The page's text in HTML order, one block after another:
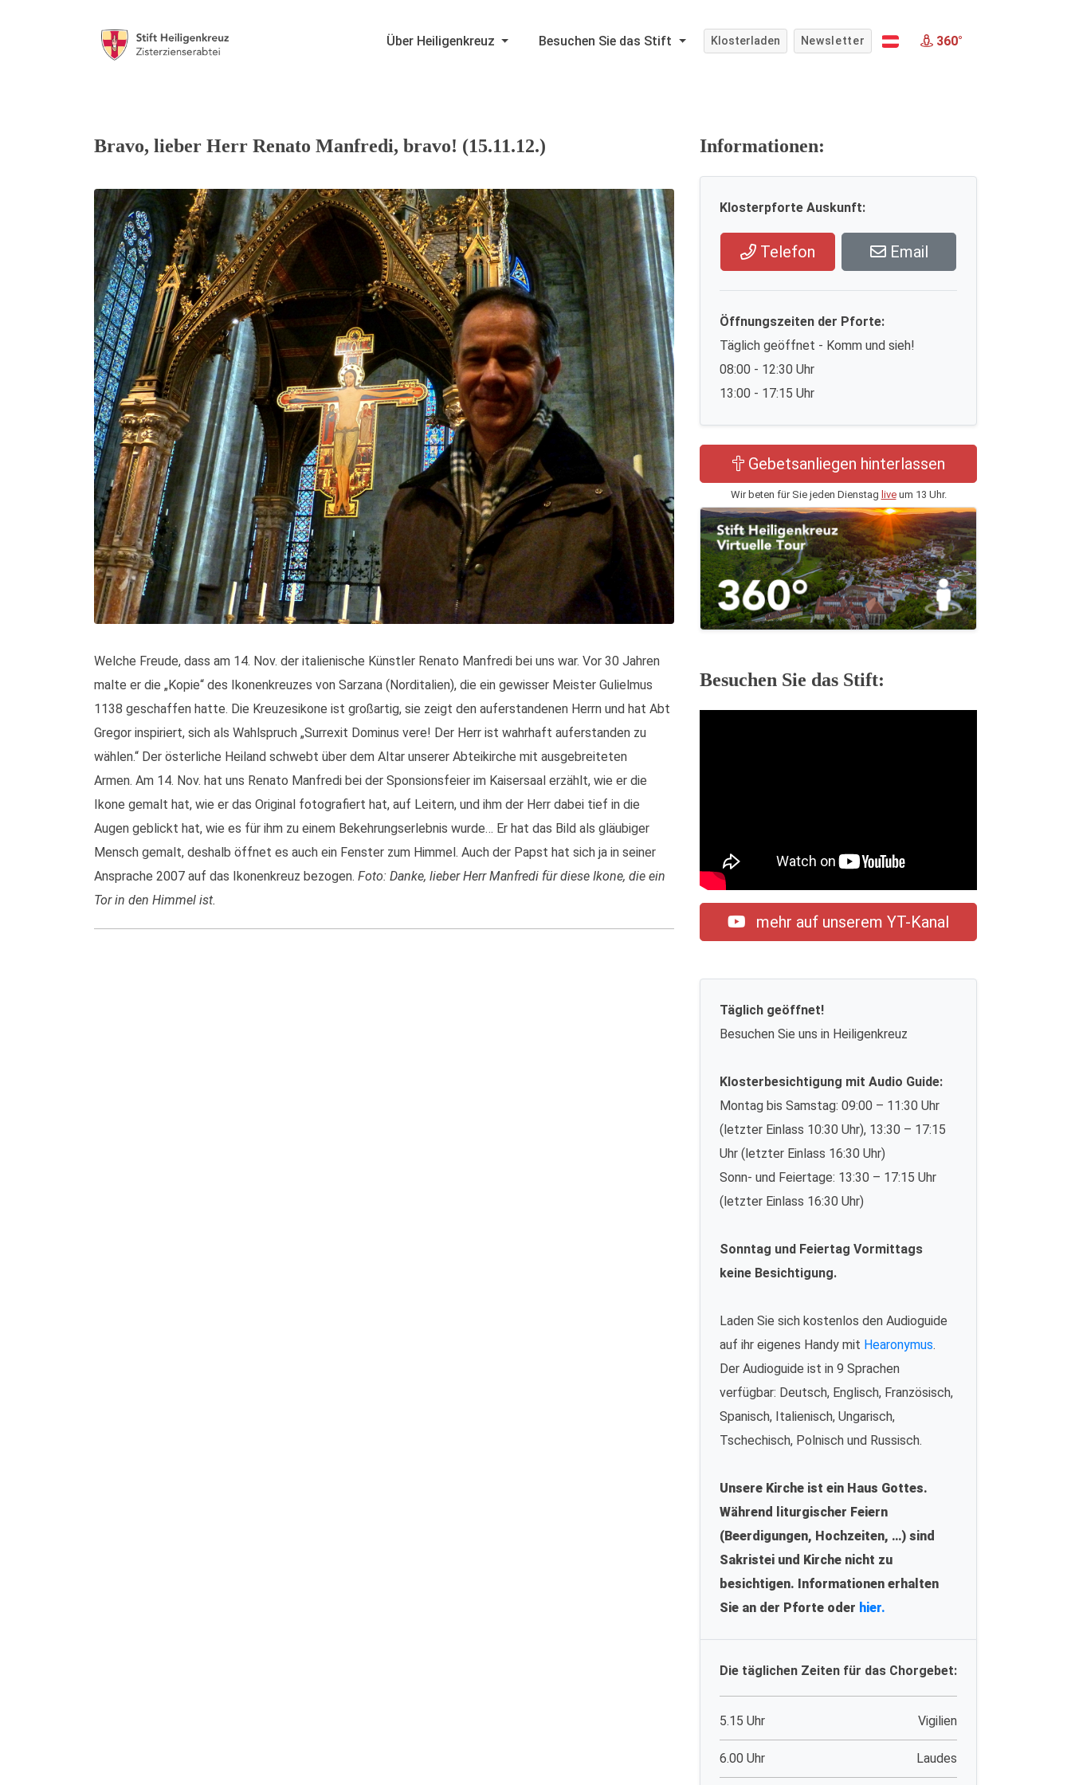
Über Heiligenkreuz Besuchen Sie das Stift Klosterladen Newsletter 360°
Bravo, lieber Herr Renato Manfredi, bravo! (15.11.12.)
Welche Freude, dass am 14. Nov. der italienische Künstler Renato Manfredi bei uns war. Vor 30 Jahren
malte er die „Kopie“ des Ikonenkreuzes von Sarzana (Norditalien), die ein gewisser Meister Gulielmus
1138 geschaffen hatte. Die Kreuzesikone ist großartig, sie zeigt den auferstandenen Herrn und hat Abt
Gregor inspiriert, sich als Wahlspruch „Surrexit Dominus vere! Der Herr ist wahrhaft auferstanden zu
wählen.“ Der österliche Heiland schwebt über dem Altar unserer Abteikirche mit ausgebreiteten
Armen. Am 14. Nov. hat uns Renato Manfredi bei der Sponsionsfeier im Kaisersaal erzählt, wie er die
Ikone gemalt hat, wie er das Original fotografiert hat, auf Leitern, und ihm der Herr dabei tief in die
Augen geblickt hat, wie es für ihm zu einem Bekehrungserlebnis wurde… Er hat das Bild als gläubiger
Mensch gemalt, deshalb öffnet es auch ein Fenster zum Himmel. Auch der Papst hat sich ja in seiner
Ansprache 2007 auf das Ikonenkreuz bezogen. Foto: Danke, lieber Herr Manfredi für diese Ikone, die ein
Tor in den Himmel ist.
Informationen:
Klosterpforte Auskunft:
Telefon Email
Öffnungszeiten der Pforte:
Täglich geöffnet - Komm und sieh!
08:00 - 12:30 Uhr
13:00 - 17:15 Uhr
Gebetsanliegen hinterlassen
Wir beten für Sie jeden Dienstag liveum 13 Uhr.
Besuchen Sie das Stift:
mehr auf unserem YT-Kanal
Täglich geöffnet!
Besuchen Sie uns in Heiligenkreuz
Klosterbesichtigung mit Audio Guide:
Montag bis Samstag: 09:00 – 11:30 Uhr
(letzter Einlass 10:30 Uhr), 13:30 – 17:15
Uhr (letzter Einlass 16:30 Uhr)
Sonn- und Feiertage: 13:30 – 17:15 Uhr
(letzter Einlass 16:30 Uhr)
Sonntag und Feiertag Vormittags
keine Besichtigung.
Laden Sie sich kostenlos den Audioguide
auf ihr eigenes Handy mit Hearonymus.
Der Audioguide ist in 9 Sprachen
verfügbar: Deutsch, Englisch, Französisch,
Spanisch, Italienisch, Ungarisch,
Tschechisch, Polnisch und Russisch.
Unsere Kirche ist ein Haus Gottes.
Während liturgischer Feiern
(Beerdigungen, Hochzeiten, …) sind
Sakristei und Kirche nicht zu
besichtigen. Informationen erhalten
Sie an der Pforte oder hier.
Die täglichen Zeiten für das Chorgebet:
5.15 Uhr Vigilien
6.00 Uhr Laudes